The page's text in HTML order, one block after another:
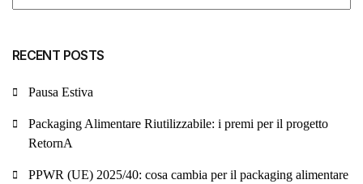
RECENT POSTS
Pausa Estiva
Packaging Alimentare Riutilizzabile: i premi per il progetto
RetornA
PPWR (UE) 2025/40: cosa cambia per il packaging alimentare